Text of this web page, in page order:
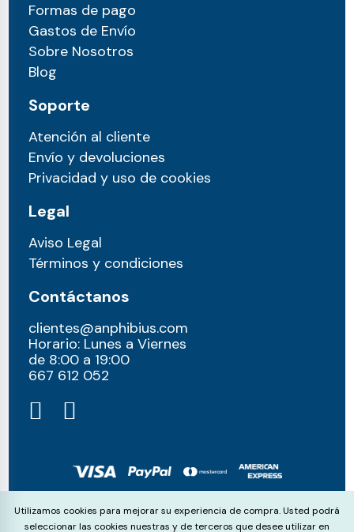
Formas de pago
Gastos de Envío
Sobre Nosotros
Blog
Soporte
Atención al cliente
Envío y devoluciones
Privacidad y uso de cookies
Legal
Aviso Legal
Términos y condiciones
Contáctanos
clientes@anphibius.com
Horario: Lunes a Viernes
de 8:00 a 19:00
667 612 052​
© anphibius, 2026
Pago 100% seguros con:
Cookie Consent
Utilizamos cookies para mejorar su experiencia de compra. Usted podrá
seleccionar las cookies nuestras y de terceros que desee utilizar en